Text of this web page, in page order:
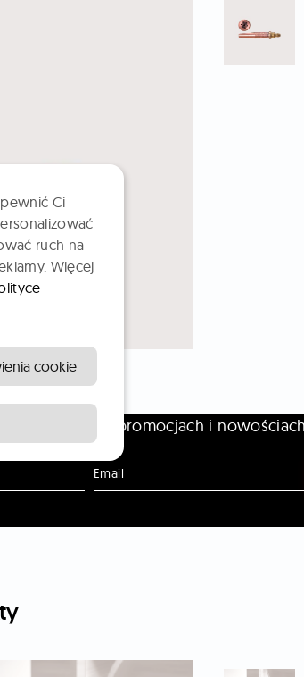
informacje o promocjach i
Email
Ci
ruch na
Więcej
cookie